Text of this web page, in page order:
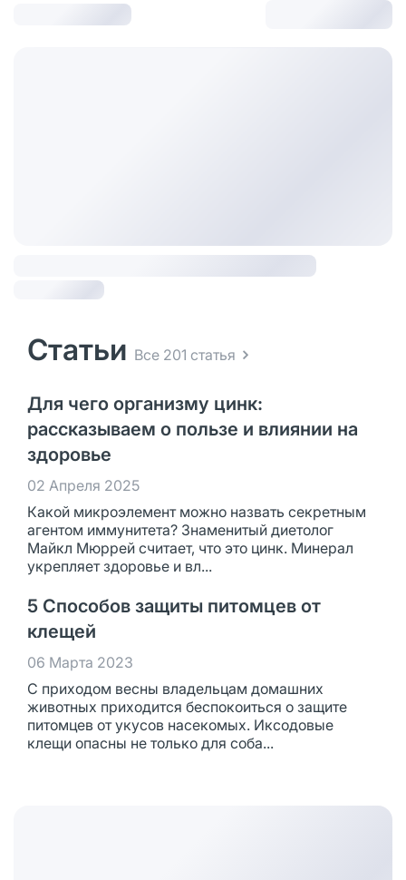
Статьи Все 201 статья
Для чего организму цинк:
рассказываем о пользе и влиянии на
здоровье
02 Апреля 2025
Какой микроэлемент можно назвать секретным
агентом иммунитета? Знаменитый диетолог
Майкл Мюррей считает, что это цинк. Минерал
укрепляет здоровье и вл...
5 Способов защиты питомцев от
клещей
06 Марта 2023
С приходом весны владельцам домашних
животных приходится беспокоиться о защите
питомцев от укусов насекомых. Иксодовые
клещи опасны не только для соба...